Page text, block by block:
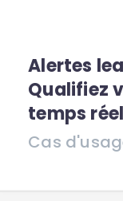
Alertes
Qualifiez
temps réel
Cas